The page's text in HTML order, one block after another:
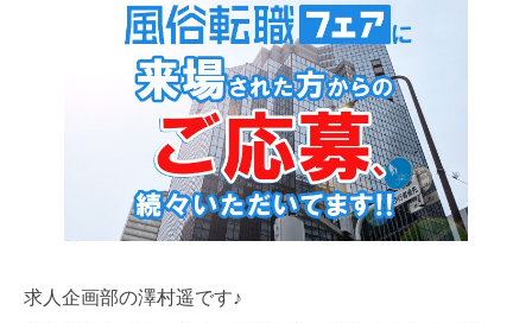
求人企画部の澤村遥です♪